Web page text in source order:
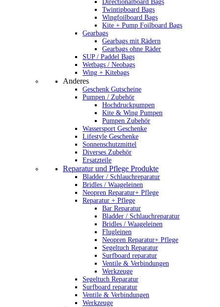
Directionalboard Bags
Twintipboard Bags
Wingfoilboard Bags
Kite + Pump Foilboard Bags
Gearbags
Gearbags mit Rädern
Gearbags ohne Räder
SUP / Paddel Bags
Wetbags / Neobags
Wing + Kitebags
Anderes
Geschenk Gutscheine
Pumpen / Zubehör
Hochdruckpumpen
Kite & Wing Pumpen
Pumpen Zubehör
Wassersport Geschenke
Lifestyle Geschenke
Sonnenschutzmittel
Diverses Zubehör
Ersatzteile
Reparatur und Pflege Produkte
Bladder / Schlauchreparatur
Bridles / Waageleinen
Neopren Reparatur+ Pflege
Reparatur + Pflege
Bar Reparatur
Bladder / Schlauchreparatur
Bridles / Waageleinen
Flugleinen
Neopren Reparatur+ Pflege
Segeltuch Reparatur
Surfboard reparatur
Ventile & Verbindungen
Werkzeuge
Segeltuch Reparatur
Surfboard reparatur
Ventile & Verbindungen
Werkzeuge